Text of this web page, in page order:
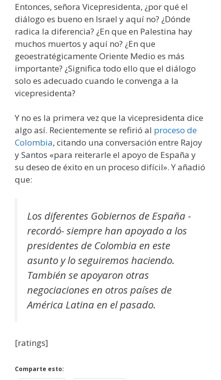
Entonces, señora Vicepresidenta, ¿por qué el
diálogo es bueno en Israel y aquí no? ¿Dónde
radica la diferencia? ¿En que en Palestina hay
muchos muertos y aquí no? ¿En que
geoestratégicamente Oriente Medio es más
importante? ¿Significa todo ello que el diálogo
solo es adecuado cuando le convenga a la
vicepresidenta?
Y no es la primera vez que la vicepresidenta dice
algo así. Recientemente se refirió al proceso de
Colombia, citando una conversación entre Rajoy
y Santos «para reiterarle el apoyo de España y
su deseo de éxito en un proceso difícil». Y añadió
que:
Los diferentes Gobiernos de España -
recordó- siempre han apoyado a los
presidentes de Colombia en este
asunto y lo seguiremos haciendo.
También se apoyaron otras
negociaciones en otros países de
América Latina en el pasado.
[ratings]
Comparte esto: